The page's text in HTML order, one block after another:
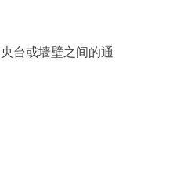
台或墙壁之间的通